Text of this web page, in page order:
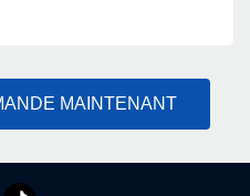
MAINTENANT